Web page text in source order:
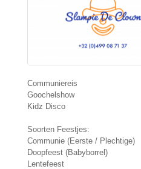
Communiereis
Goochelshow
Kidz Disco
Soorten Feestjes:
Communie (Eerste / Plechtige)
Doopfeest (Babyborrel)
Lentefeest